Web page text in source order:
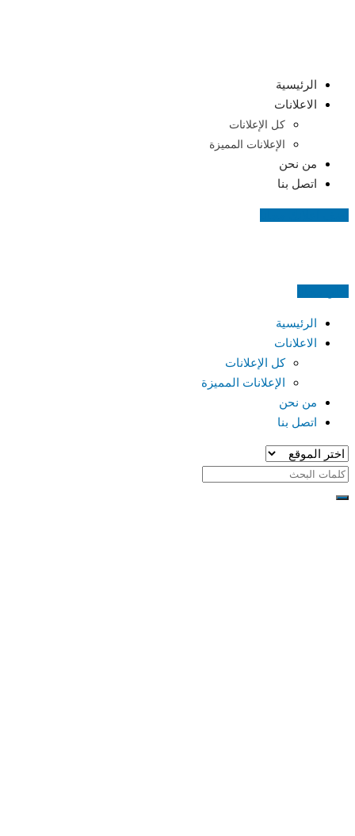
الرئيسية
الاعلانات
كل الإعلانات
الإعلانات المميزة
من نحن
اتصل بنا
الرئيسية
الاعلانات
كل الإعلانات
الإعلانات المميزة
من نحن
اتصل بنا